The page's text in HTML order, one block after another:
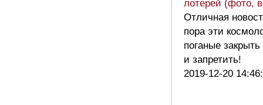
лотерей (фото,
Отличная
пора эти
поганые закрыть
и запретить!
2019-12-20